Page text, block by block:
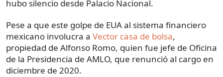
hubo silencio desde Palacio Nacional.
Pese a que este golpe de EUA al sistema financiero
mexicano involucra a Vector casa de bolsa,
propiedad de Alfonso Romo, quien fue jefe de Oficina
de la Presidencia de AMLO, que renunció al cargo en
diciembre de 2020.